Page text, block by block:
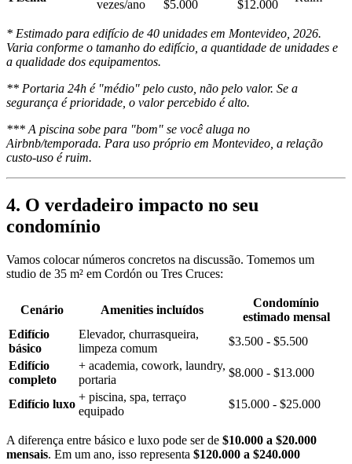
vezes/ano
$5.000
$12.000
* Estimado para edifício de 40 unidades em Montevideo, 2026.
Varia conforme o tamanho do edifício, a quantidade de unidades e
a qualidade dos equipamentos.
** Portaria 24h é "médio" pelo custo, não pelo valor. Se a
segurança é prioridade, o valor percebido é alto.
*** A piscina sobe para "bom" se você aluga no
Airbnb/temporada. Para uso próprio em Montevideo, a relação
custo-uso é ruim.
4. O verdadeiro impacto no seu
condomínio
Vamos colocar números concretos na discussão. Tomemos um
studio de 35 m² em Cordón ou Tres Cruces:
Cenário Amenities incluídos
Condomínio
estimado mensal
Edifício
básico
Elevador, churrasqueira,
limpeza comum
$3.500 - $5.500
Edifício
completo
+ academia, cowork, laundry,
portaria
$8.000 - $13.000
Edifício luxo
+ piscina, spa, terraço
equipado
$15.000 - $25.000
A diferença entre básico e luxo pode ser de $10.000 a $20.000
mensais. Em um ano, isso representa $120.000 a $240.000